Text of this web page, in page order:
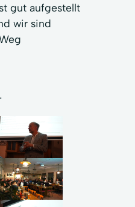
gut aufgestellt
wir sind